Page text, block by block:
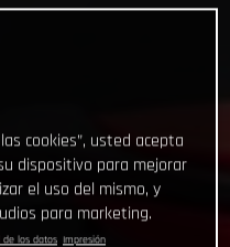
cookies”, usted acepta
dispositivo para mejorar
el uso del mismo, y
para marketing.
de los datos Impresión